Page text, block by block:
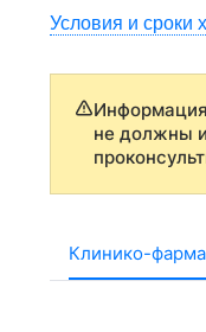
Условия и сроки
не должны
Клинико-